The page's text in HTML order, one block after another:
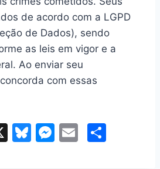
de acordo com a LGPD
de Dados), sendo
as leis em vigor e a
Ao enviar seu
com essas
X
Bl M
E